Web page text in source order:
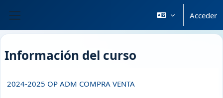
Acceder
Información del curso
2024-2025 OP ADM COMPRA VENTA